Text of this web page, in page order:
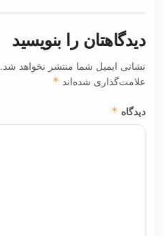
دیدگاهتان را بنویسید
نشانی ایمیل شما منتشر نخواهد شد.
علامت‌گذاری شده‌اند *
دیدگاه *